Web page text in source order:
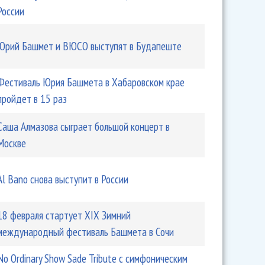
Башмета
Linkin Park на сцене с Saliva в России
Башмет и ВЮСО выступят в Будапеште
Юрия Башмета в Хабаровском крае
в 15 раз
Алмазова сыграет большой концерт в
Bano снова выступит в России
февраля стартует XIX Зимний
фестиваль Башмета в Сочи
Ordinary Show Sade Tribute с симфоническим